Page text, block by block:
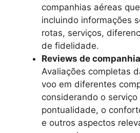
companhias aéreas
incluindo informações
rotas, serviços,
de fidelidade.
Reviews de
Avaliações completas
voo em diferentes
considerando o
pontualidade, o
e outros aspectos